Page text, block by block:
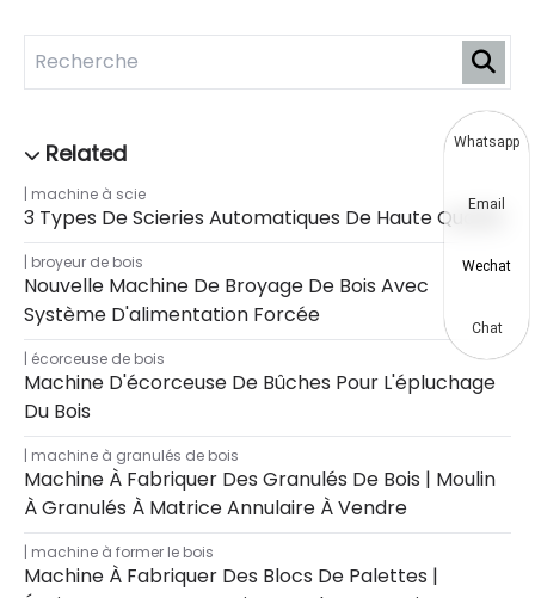
machine à scie
3 Types De Scieries Automatiques De Haute Qualité
broyeur de bois
Nouvelle Machine De Broyage De Bois Avec
Système D'alimentation Forcée
écorceuse de bois
Machine D'écorceuse De Bûches Pour L'épluchage
Du Bois
machine à granulés de bois
Machine À Fabriquer Des Granulés De Bois | Moulin
À Granulés À Matrice Annulaire À Vendre
machine à former le bois
Machine À Fabriquer Des Blocs De Palettes |
Whatsapp
Email
Wechat
Chat